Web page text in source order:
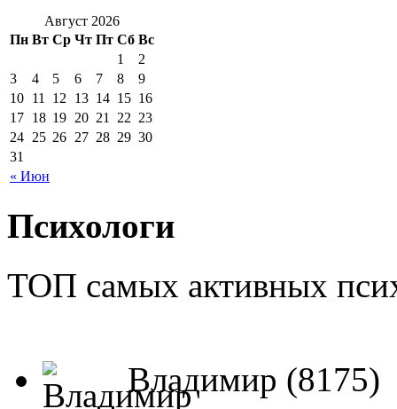
Август 2026
Пн Вт Ср Чт Пт Сб Вс
« Июн
1
2
3
4 5 6 7 8
9
10 11 12 13 14 15 16
17 18 19 20 21 22 23
24 25 26 27 28 29 30
31
Психологи
ТОП самых активных
Владимир (8175)